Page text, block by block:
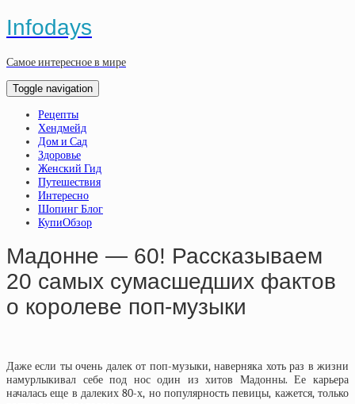
Infodays
Самое интересное в мире
Toggle navigation
Рецепты
Хендмейд
Дом и Сад
Здоровье
Женский Гид
Путешествия
Интересно
Шопинг Блог
КупиОбзор
Мадонне — 60! Рассказываем
20 самых сумасшедших фактов
о королеве поп-музыки
Даже если ты очень далек от поп-музыки, наверняка хоть раз в жизни
намурлыкивал себе под нос один из хитов Мадонны. Ее карьера
началась еще в далеких 80-х, но популярность певицы, кажется, только